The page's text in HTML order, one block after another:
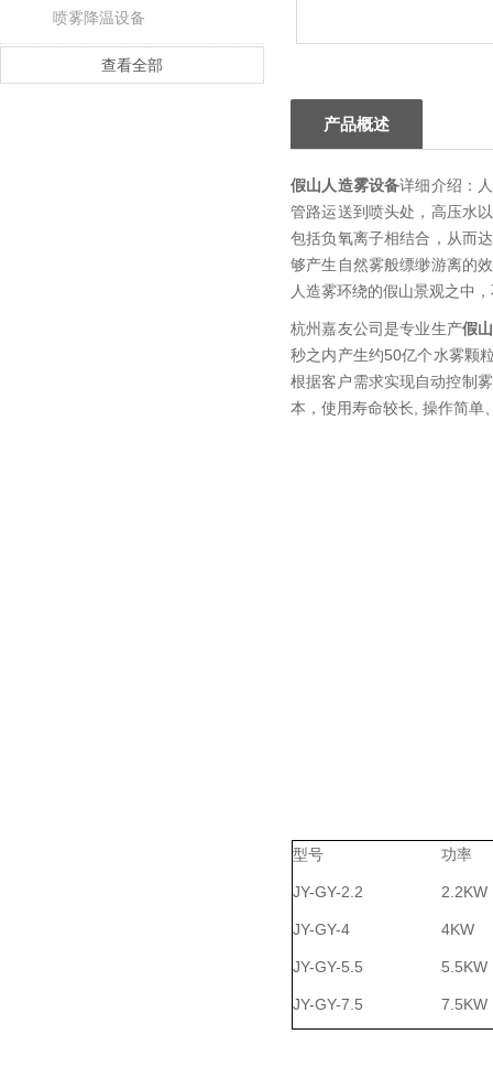
喷雾降温设备
查看全部
产品概述
假山人造雾设备详细介绍：
管路运送到喷头处，高压水
包括负氧离子相结合，从而
够产生自然雾般缥缈游离的
人造雾环绕的假山景观之中
杭州嘉友公司是专业生产假
秒之内产生约50亿个水雾颗
根据客户需求实现自动控制
本，使用寿命较长, 操作简单
型号 功率
JY-GY-2.2 2.2KW
JY-GY-4 4KW
JY-GY-5.5 5.5KW
JY-GY-7.5 7.5KW